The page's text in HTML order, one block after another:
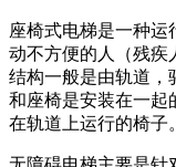
座椅式电梯是一种
动不方便的人（残疾
结构一般是由轨道，
和座椅是安装在一起
在轨道上运行的椅子。